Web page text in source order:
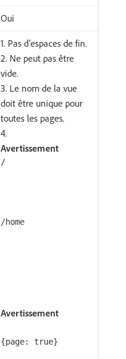
Oui
​1. Pas d’espaces de fin.
2. Ne peut pas être
vide.
3. Le nom de la vue
doit être unique pour
toutes les pages.
4.
Avertissement
/
/home
Avertissement
{page: true}